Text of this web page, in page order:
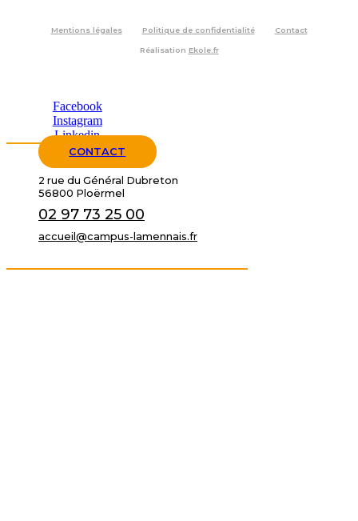
Mentions légales Politique de confidentialité Contact
Réalisation Ekole.fr
Facebook
Instagram
Linkedin
CONTACT
2 rue du Général Dubreton
56800 Ploërmel
02 97 73 25 00
accueil@campus-lamennais.fr